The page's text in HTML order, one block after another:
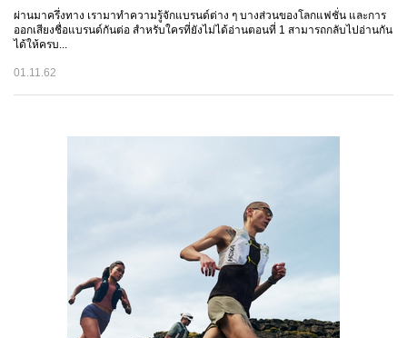
ผ่านมาครึ่งทาง เรามาทำความรู้จักแบรนด์ต่าง ๆ บางส่วนของโลกแฟชั่น และการ
ออกเสียงชื่อแบรนด์กันต่อ สำหรับใครที่ยังไม่ได้อ่านตอนที่ 1 สามารถกลับไปอ่านกัน
ได้ให้ครบ...
01.11.62